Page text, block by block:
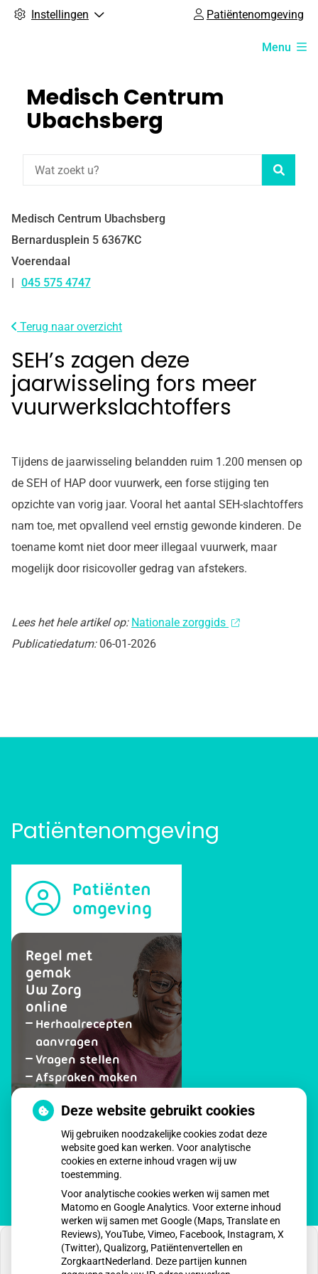
Instellingen Patiëntenomgeving
Menu
Medisch Centrum
Ubachsberg
Medisch Centrum Ubachsberg
Bernardusplein 5 6367KC
Voerendaal
Tel:
045 575 4747
Terug naar overzicht
SEH’s zagen deze
jaarwisseling fors meer
vuurwerkslachtoffers
Tijdens de jaarwisseling belandden ruim 1.200 mensen op
de SEH of HAP door vuurwerk, een forse stijging ten
opzichte van vorig jaar. Vooral het aantal SEH-slachtoffers
nam toe, met opvallend veel ernstig gewonde kinderen. De
toename komt niet door meer illegaal vuurwerk, maar
mogelijk door risicovoller gedrag van afstekers.
Lees het hele artikel op: Nationale zorggids
Publicatiedatum: 06-01-2026
Patiëntenomgeving
Patiënten
omgeving
Regel met
gemak
Uw Zorg
online
Herhaalrecepten
aanvragen
Vragen stellen
Afspraken maken
patiëntenomgeving
Medisch
Centrum
Ubachsberg
Deze website gebruikt cookies
Wij gebruiken noodzakelijke cookies zodat deze
website goed kan werken. Voor analytische
cookies en externe inhoud vragen wij uw
toestemming.
Voor analytische cookies werken wij samen met
Matomo en Google Analytics. Voor externe inhoud
werken wij samen met Google (Maps, Translate en
Reviews), YouTube, Vimeo, Facebook, Instagram, X
(Twitter), Qualizorg, Patiëntenvertellen en
ZorgkaartNederland. Deze partijen kunnen